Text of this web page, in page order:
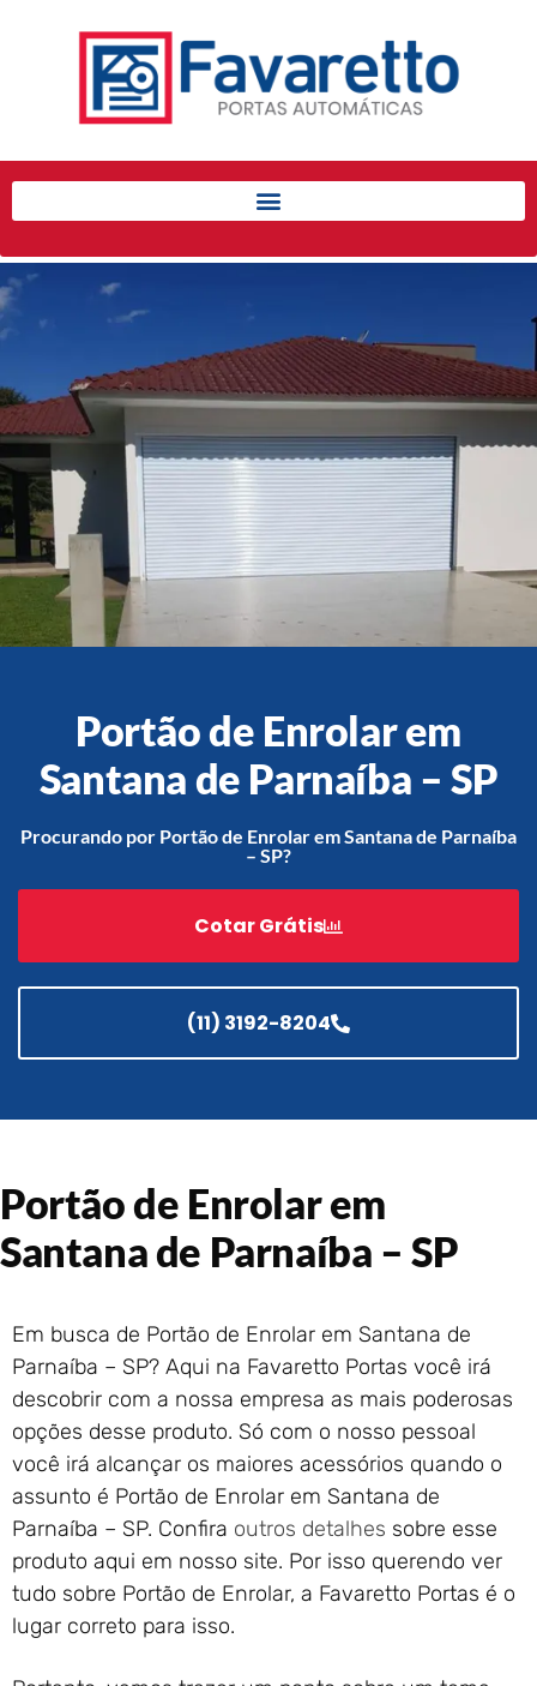
Início
Porta de Enrolar Automática
Automatizadores
Acessórios Para Portas de
Pintura eletrostática
Portfólio
Contato
Acessórios
Enrolar em Teresópolis – RJ
Portão de Garagem de
Enrolar em São Pedro da
Aldeia – RJ
Portão de Garagem de
Enrolar em São Gonçalo – RJ
Enrolar em Rio das Ostras –
Enrolar em Queimados – RJ
Portão de Garagem de
Enrolar em Petrópolis – RJ
Portão de Garagem de
Enrolar em Nova Iguaçu – RJ
Portão de Garagem de
Enrolar em Nova Friburgo –
RJ
Portão de Enrolar em
Santana de Parnaíba – SP
Procurando por Portão de Enrolar em Santana de Parnaíba
– SP?
Cotar Grátis
(11) 3192-8204
Portão de Enrolar em
Santana de Parnaíba – SP
Em busca de Portão de Enrolar em Santana de
Parnaíba – SP? Aqui na Favaretto Portas você irá
descobrir com a nossa empresa as mais poderosas
opções desse produto. Só com o nosso pessoal
você irá alcançar os maiores acessórios quando o
assunto é Portão de Enrolar em Santana de
Parnaíba – SP. Confira outros detalhes sobre esse
produto aqui em nosso site. Por isso querendo ver
tudo sobre Portão de Enrolar, a Favaretto Portas é o
lugar correto para isso.